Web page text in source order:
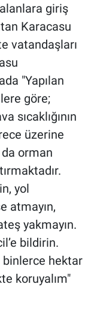
giriş
Karacasu
vatandaşları
"Yapılan
göre;
sıcaklığının
üzerine
orman
yol
atmayın,
yakmayın.
bildirin.
binlerce hektar
koruyalım"